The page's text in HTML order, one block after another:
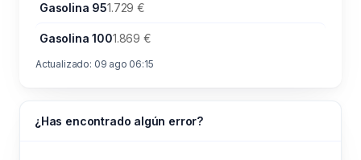
Gasolina 951.729 €
Gasolina 1001.869 €
Actualizado: 09 ago 06:15
¿Has encontrado algún error?